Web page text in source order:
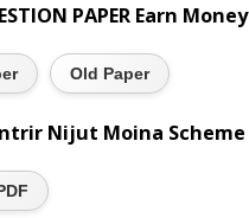
PAPER Earn Money
Old Paper
Nijut Moina Scheme